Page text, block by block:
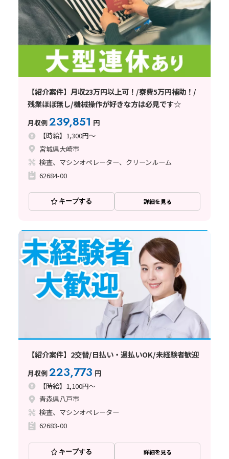
【紹介案件】月収23万円以上可！/寮費5万円補助！/
残業ほぼ無し/機械操作が好きな方は必見です☆
月収例239,851 円
【時給】1,300円～
宮城県大崎市
検査、マシンオペレーター、クリーンルーム
62684-00
キープする 詳細を見る
【紹介案件】2交替/日払い・週払いOK/未経験者歓迎
月収例223,773 円
【時給】1,100円～
青森県八戸市
検査、マシンオペレーター
62683-00
キープする 詳細を見る